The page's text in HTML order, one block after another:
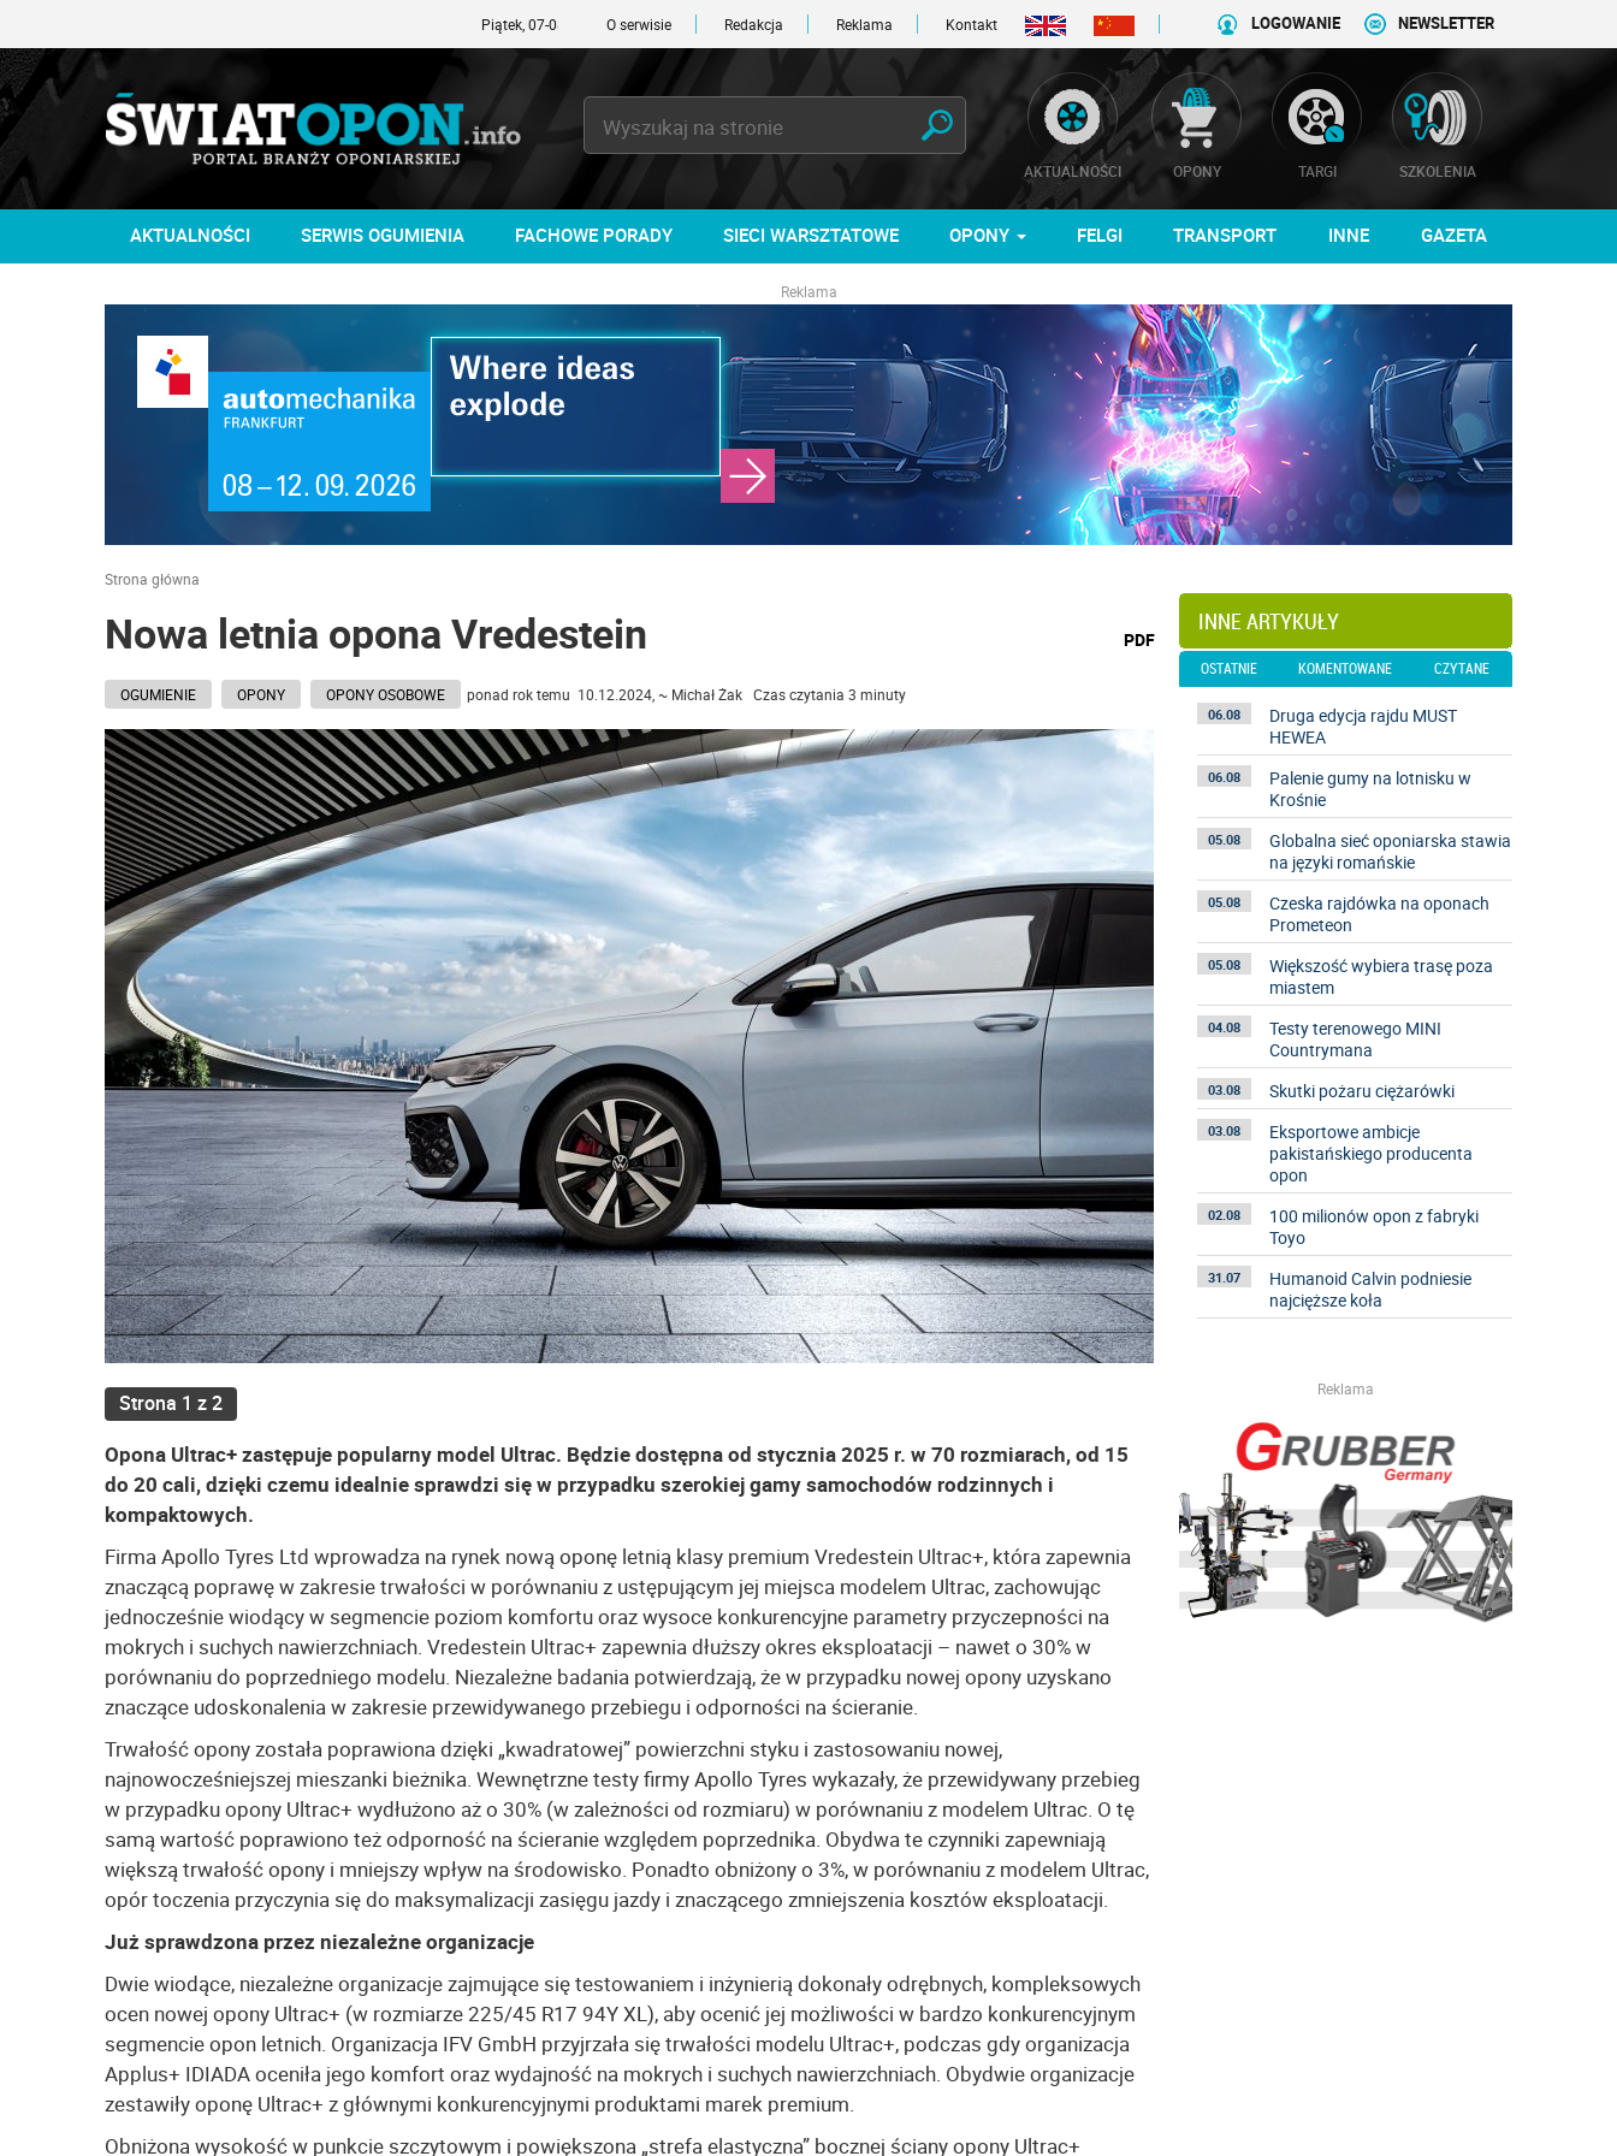
Piątek, 07-08-2026• DO TARGÓW POZOSTAŁO -1 DNI
O serwisie Redakcja Reklama Kontakt NEWSLETTER
LOGOWANIE
AKTUALNOŚCI OPONY TARGI SZKOLENIA
AKTUALNOŚCI SERWIS OGUMIENIA FACHOWE PORADY SIECI WARSZTATOWE OPONY FELGI TRANSPORT INNE GAZETA
Reklama
Strona główna
Nowa letnia opona Vredestein
wydrukuj
podstronę
PDF
OGUMIENIE OPONY OPONY OSOBOWE ponad rok temu 10.12.2024, ~ Michał Żak Czas czytania 3 minuty
Strona 1 z 2
Opona Ultrac+ zastępuje popularny model Ultrac. Będzie dostępna od stycznia 2025 r. w 70 rozmiarach, od 15
do 20 cali, dzięki czemu idealnie sprawdzi się w przypadku szerokiej gamy samochodów rodzinnych i
kompaktowych.
Firma Apollo Tyres Ltd wprowadza na rynek nową oponę letnią klasy premium Vredestein Ultrac+, która zapewnia
znaczącą poprawę w zakresie trwałości w porównaniu z ustępującym jej miejsca modelem Ultrac, zachowując
jednocześnie wiodący w segmencie poziom komfortu oraz wysoce konkurencyjne parametry przyczepności na
mokrych i suchych nawierzchniach. Vredestein Ultrac+ zapewnia dłuższy okres eksploatacji – nawet o 30% w
porównaniu do poprzedniego modelu. Niezależne badania potwierdzają, że w przypadku nowej opony uzyskano
znaczące udoskonalenia w zakresie przewidywanego przebiegu i odporności na ścieranie.
Trwałość opony została poprawiona dzięki „kwadratowej” powierzchni styku i zastosowaniu nowej,
najnowocześniejszej mieszanki bieżnika. Wewnętrzne testy firmy Apollo Tyres wykazały, że przewidywany przebieg
w przypadku opony Ultrac+ wydłużono aż o 30% (w zależności od rozmiaru) w porównaniu z modelem Ultrac. O tę
samą wartość poprawiono też odporność na ścieranie względem poprzednika. Obydwa te czynniki zapewniają
większą trwałość opony i mniejszy wpływ na środowisko. Ponadto obniżony o 3%, w porównaniu z modelem Ultrac,
opór toczenia przyczynia się do maksymalizacji zasięgu jazdy i znaczącego zmniejszenia kosztów eksploatacji.
Już sprawdzona przez niezależne organizacje
Dwie wiodące, niezależne organizacje zajmujące się testowaniem i inżynierią dokonały odrębnych, kompleksowych
ocen nowej opony Ultrac+ (w rozmiarze 225/45 R17 94Y XL), aby ocenić jej możliwości w bardzo konkurencyjnym
segmencie opon letnich. Organizacja IFV GmbH przyjrzała się trwałości modelu Ultrac+, podczas gdy organizacja
Applus+ IDIADA oceniła jego komfort oraz wydajność na mokrych i suchych nawierzchniach. Obydwie organizacje
zestawiły oponę Ultrac+ z głównymi konkurencyjnymi produktami marek premium.
Obniżona wysokość w punkcie szczytowym i powiększona „strefa elastyczna” bocznej ściany opony Ultrac+
INNE ARTYKUŁY
OSTATNIE KOMENTOWANE CZYTANE
06.08
Druga edycja rajdu MUST
HEWEA
06.08
Palenie gumy na lotnisku w
Krośnie
05.08
Globalna sieć oponiarska stawia
na języki romańskie
05.08
Czeska rajdówka na oponach
Prometeon
05.08
Większość wybiera trasę poza
miastem
04.08
Testy terenowego MINI
Countrymana
03.08 Skutki pożaru ciężarówki
03.08
Eksportowe ambicje
pakistańskiego producenta
opon
02.08
100 milionów opon z fabryki
Toyo
31.07
Humanoid Calvin podniesie
najcięższe koła
Reklama